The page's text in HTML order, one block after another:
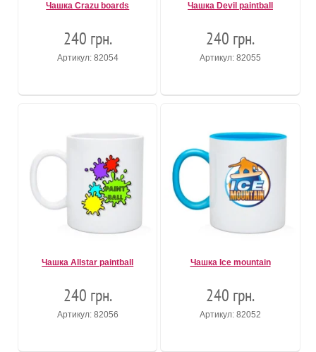
Чашка Crazu boards
240 грн.
Артикул: 82054
Чашка Devil paintball
240 грн.
Артикул: 82055
Чашка Allstar paintball
240 грн.
Артикул: 82056
Чашка Ice mountain
240 грн.
Артикул: 82052